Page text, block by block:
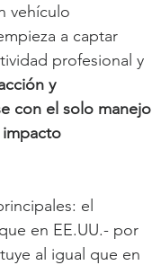
vehículo
a captar
profesional y
y
con el solo manejo
impacto
el
en EE.UU.- por
al igual que en